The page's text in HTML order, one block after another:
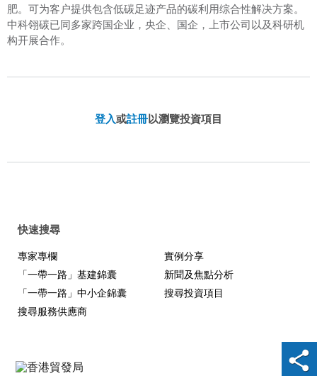
肥。可为客户提供包含低碳足迹产品的碳利用综合性解决方案。
中科翎碳已同多家跨国企业，央企、国企，上市公司以及科研机
构开展合作。
登入或註冊以瀏覽投資項目
快速搜尋
專家專欄
實例分享
「一帶一路」基建錦囊
新聞及焦點分析
「一帶一路」中小企錦囊
搜尋投資項目
搜尋服務供應商